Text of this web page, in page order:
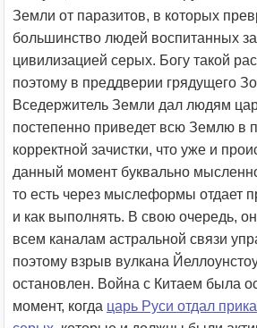
Земли от паразитов, в которых
большинство людей воспитанных
цивилизацией серых. Богу такой
поэтому в преддверии грядущего
Вседержитель Земли дал людям
постепенно приведет всю Землю в
корректной зачистки, что уже и
данный момент буквально
то есть через мыслеформы отдает
и как выполнять. В свою очередь,
всем каналам астральной связи
поэтому взрыв вулкана
остановлен. Война с Китаем была
момент, когда царь Руси отдал